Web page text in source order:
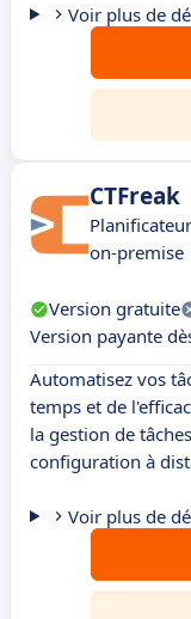
Voir plus de
CTFreak
on-premise
Version gratuite
Version payante
Automatisez vos
temps et de
la gestion de
configuration à
Voir plus de